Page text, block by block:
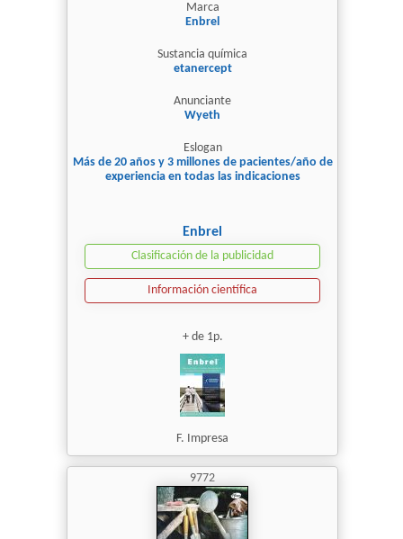
Marca
Enbrel
Sustancia química
etanercept
Anunciante
Wyeth
Eslogan
Más de 20 años y 3 millones de pacientes/año de
experiencia en todas las indicaciones
Enbrel
Clasificación de la publicidad
Información científica
+ de 1p.
F. Impresa
9772